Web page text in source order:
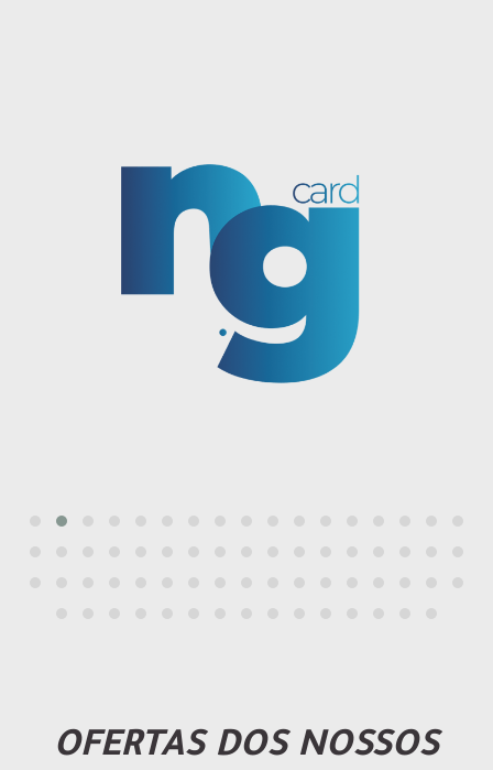
OFERTAS DOS NOSSOS